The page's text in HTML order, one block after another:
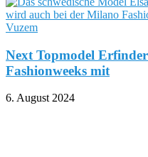
Next Topmodel
Fashionweeks mit
6. August 2024